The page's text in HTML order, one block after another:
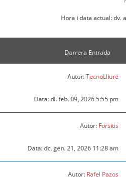
Hora i data actual: dv.
Darrera Entrada
Autor:TecnoLliure
Data: dl. feb. 09, 2026 5:55 pm
Autor: Forsitis
Data: dc. gen. 21, 2026 11:28 am
Autor: Rafel Pazos